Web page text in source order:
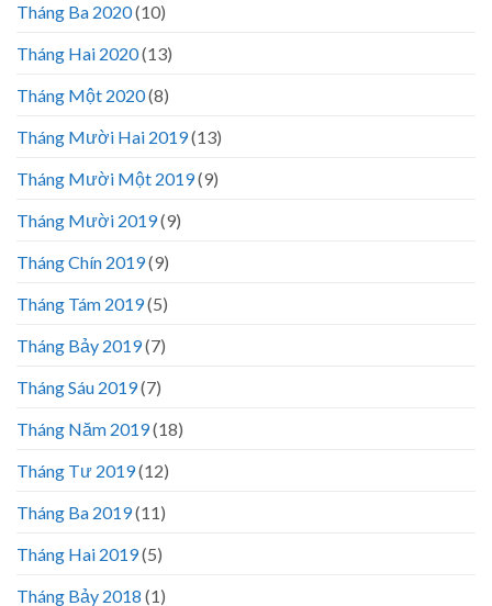
Tháng Ba 2020(10)
Tháng Hai 2020(13)
Tháng Một 2020(8)
Tháng Mười Hai 2019(13)
Tháng Mười Một 2019(9)
Tháng Mười 2019(9)
Tháng Chín 2019(9)
Tháng Tám 2019(5)
Tháng Bảy 2019(7)
Tháng Sáu 2019(7)
Tháng Năm 2019(18)
Tháng Tư 2019(12)
Tháng Ba 2019(11)
Tháng Hai 2019(5)
Tháng Bảy 2018 (1)